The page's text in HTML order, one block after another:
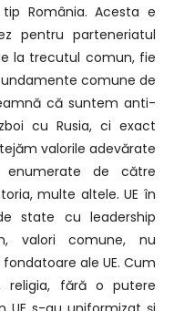
România.Acesta e
pentru parteneriatul
la trecutul comun, fie
comune de
că suntem anti-
cu Rusia, ci exact
valorile adevărate
de către
multe altele. UE în
state cu leadership
valori comune,
nu
fondatoare ale UE. Cum
religia, fără o putere